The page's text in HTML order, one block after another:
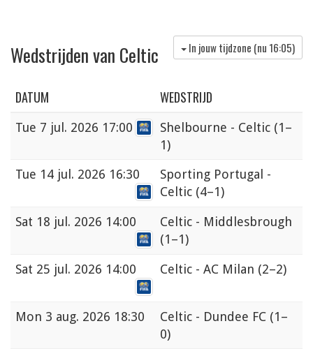
Wedstrijden van Celtic In jouw tijdzone (nu 16:05)
DATUM WEDSTRIJD
Tue 7 jul. 2026 17:00 Shelbourne - Celtic (1–
1)
Tue 14 jul. 2026 16:30
Sporting Portugal -
Celtic (4–1)
Sat 18 jul. 2026 14:00
Celtic - Middlesbrough
(1–1)
Sat 25 jul. 2026 14:00 Celtic - AC Milan (2–2)
Mon 3 aug. 2026 18:30 Celtic - Dundee FC (1–
0)